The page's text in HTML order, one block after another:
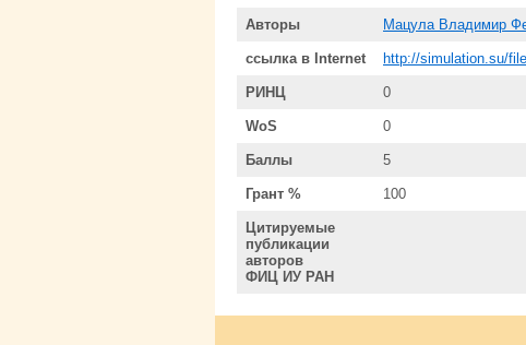
Авторы Мацула Владимир
ссылка в Internet http://simulation.su/
РИНЦ 0
WoS 0
Баллы 5
Грант % 100
Цитируемые
публикации
авторов
ФИЦ ИУ РАН